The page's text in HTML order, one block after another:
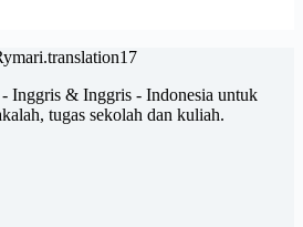
- Inggris & Inggris - Indonesia untuk
tugas sekolah dan kuliah.